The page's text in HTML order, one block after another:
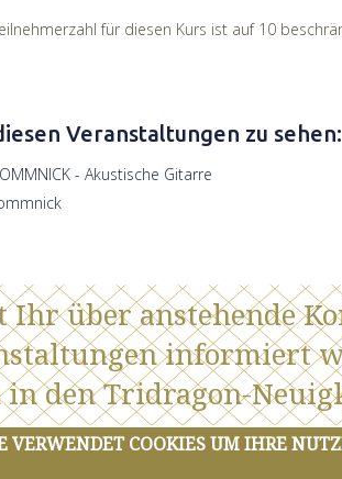
VERWENDET COOKIES UM IHRE
für diesen Kurs ist auf 10
Veranstaltungen zu sehen:
- Akustische Gitarre
Ihr über anstehende
informiert
in den Tridragon-